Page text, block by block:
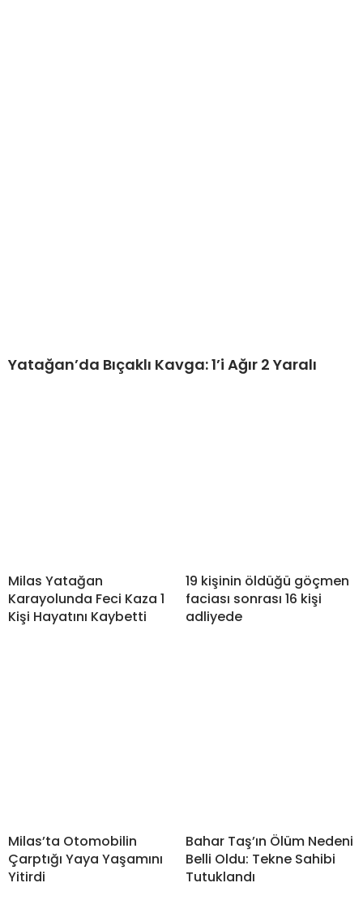
Yatağan’da Bıçaklı Kavga: 1’i Ağır 2 Yaralı
Milas Yatağan
Karayolunda Feci Kaza 1
Kişi Hayatını Kaybetti
19 kişinin öldüğü göçmen
faciası sonrası 16 kişi
adliyede
Milas’ta Otomobilin
Çarptığı Yaya Yaşamını
Yitirdi
Bahar Taş’ın Ölüm Nedeni
Belli Oldu: Tekne Sahibi
Tutuklandı